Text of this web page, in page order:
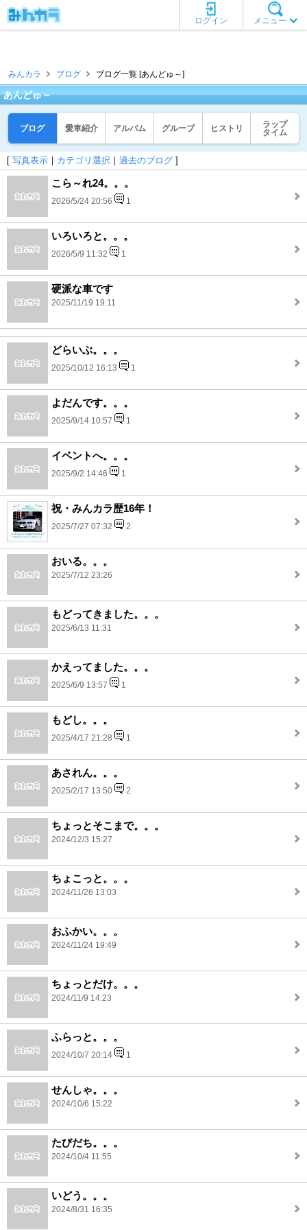
メニュー
ログイン
みんカラ ブログ ブログ一覧 [あんどゅ～]
あんどゅ～
ブログ 愛車紹介 アルバム グループ ヒストリ
ラップ
タイム
[ 写真表示 ｜ カテゴリ選択 ｜ 過去のブログ ]
こら～れ24。。。
2026/5/24 20:56 1
いろいろと。。。
2026/5/9 11:32 1
硬派な車です
2025/11/19 19:11
どらいぶ。。。
2025/10/12 16:13 1
よだんです。。。
2025/9/14 10:57 1
イベントへ。。。
2025/9/2 14:46 1
祝・みんカラ歴16年！
2025/7/27 07:32 2
おいる。。。
2025/7/12 23:26
もどってきました。。。
2025/6/13 11:31
かえってました。。。
2025/6/9 13:57 1
もどし。。。
2025/4/17 21:28 1
あされん。。。
2025/2/17 13:50 2
ちょっとそこまで。。。
2024/12/3 15:27
ちょこっと。。。
2024/11/26 13:03
おふかい。。。
2024/11/24 19:49
ちょっとだけ。。。
2024/11/9 14:23
ふらっと。。。
2024/10/7 20:14 1
せんしゃ。。。
2024/10/6 15:22
たびだち。。。
2024/10/4 11:55
いどう。。。
2024/8/31 16:35